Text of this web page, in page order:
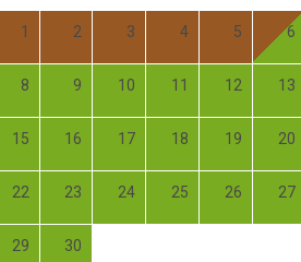
1 2 3 4 5 6
8 9 10 11 12 13
15 16 17 18 19 20
22 23 24 25 26 27
29 30